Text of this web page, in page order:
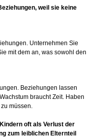
weil sie keine
Unternehmen Sie
mit dem an, was sowohl den
Beziehungen lassen
braucht Zeit. Haben
müssen.
oft als Verlust der
zum leiblichen Elternteil